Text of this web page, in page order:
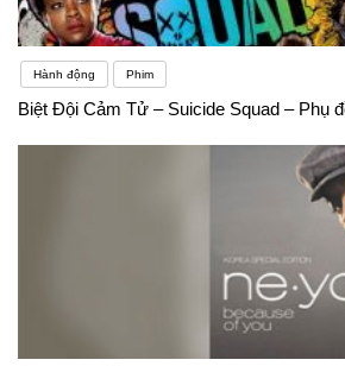
Hành động Phim
Biệt Đội Cảm Tử – Suicide Squad – Phụ